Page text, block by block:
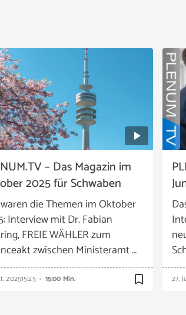
– Das Magazin im
2025 für Schwaben
die Themen im Oktober
Interview mit Dr. Fabian
FREIE WÄHLER zum
zwischen Ministeramt …
202515:25 15:00 Min. bookmark_border 27.